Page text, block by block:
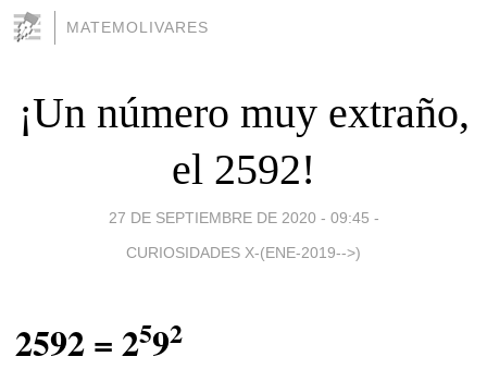
MATEMOLIVARES
¡Un número muy extraño,
el 2592!
27 DE SEPTIEMBRE DE 2020 - 09:45 -
CURIOSIDADES X-(ENE-2019-->)
2592 = 2592